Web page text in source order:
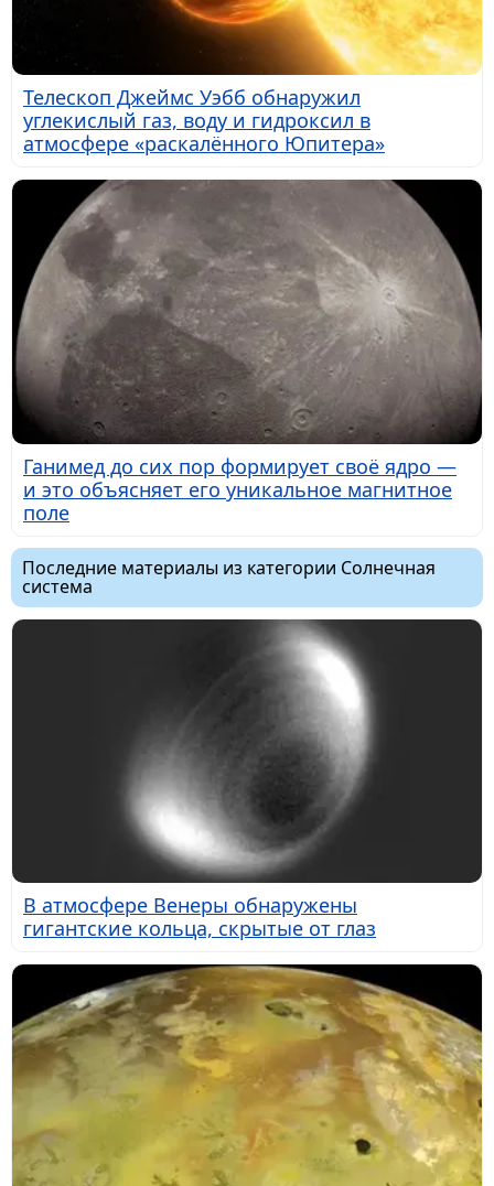
Телескоп Джеймс Уэбб обнаружил
углекислый газ, воду и гидроксил в
атмосфере «раскалённого Юпитера»
Ганимед до сих пор формирует своё ядро —
и это объясняет его уникальное магнитное
поле
Последние материалы из категории Солнечная
система
В атмосфере Венеры обнаружены
гигантские кольца, скрытые от глаз